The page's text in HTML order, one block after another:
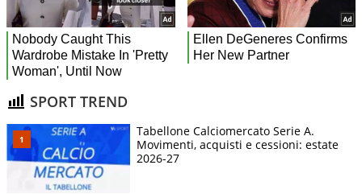
SPORT TREND
Tabellone Calciomercato Serie A.
Movimenti, acquisti e cessioni: estate
2026-27